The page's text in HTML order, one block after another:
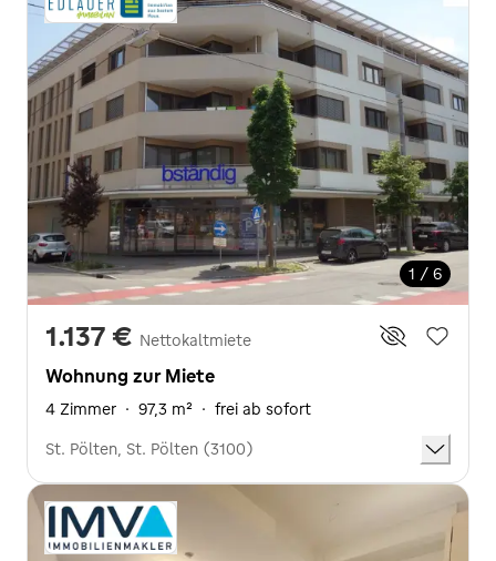
1 / 6
1.137 € Nettokaltmiete
Wohnung zur Miete
4 Zimmer · 97,3 m² · frei ab sofort
St. Pölten, St. Pölten (3100)